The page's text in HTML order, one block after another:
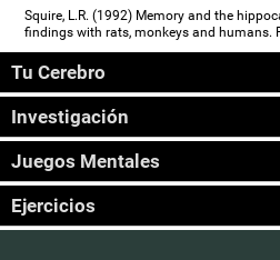
Squire, L.R. (1992) Memory and the
findings with rats, monkeys and humans.
Tu Cerebro
Investigación
Juegos Mentales
Ejercicios